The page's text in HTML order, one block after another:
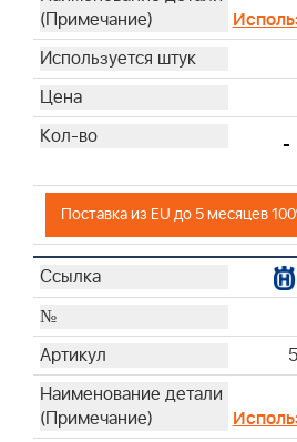
-
Поставка из EU до 5 месяцев